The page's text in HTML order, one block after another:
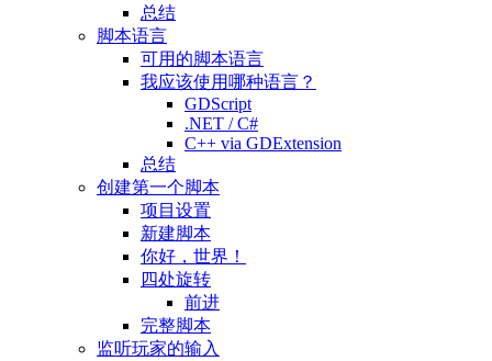
总结
脚本语言
可用的脚本语言
我应该使用哪种语言？
GDScript
.NET / C#
C++ via GDExtension
总结
创建第一个脚本
项目设置
新建脚本
你好，世界！
四处旋转
前进
完整脚本
监听玩家的输入